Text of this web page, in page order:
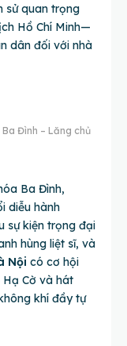
sử quan trọng
Hồ Chí Minh—
dân đối với nhà
Đình – Lăng chủ
Ba Đình,
diễu hành
sự kiện trọng đại
hùng liệt sĩ, và
Nội có cơ hội
Hạ Cờ và hát
khí đầy tự